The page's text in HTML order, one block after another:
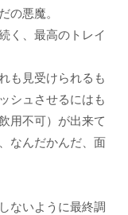
の悪魔。
く、最高のトレイ
も見受けられるも
シュさせるにはも
用不可）が出来て
なんだかんだ、面
ないように最終調